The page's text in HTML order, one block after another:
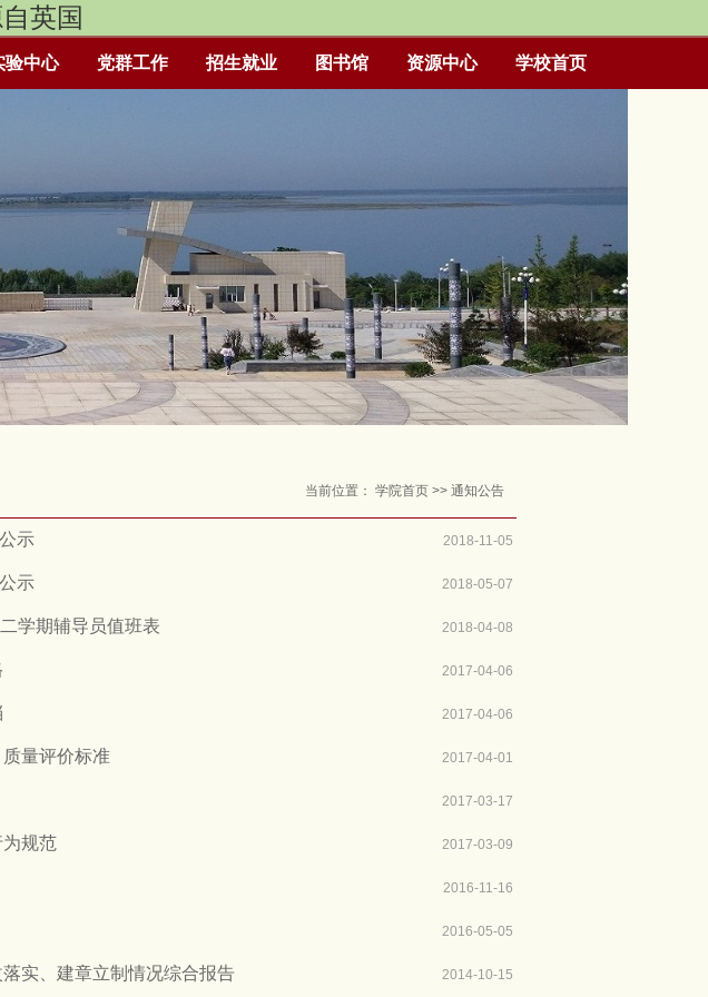
英国
验中心 党群工作 招生就业 图书馆 资源中心 学校首页
当前位置： 学院首页 >> 通知公告
示 2018-11-05
示 2018-05-07
学期辅导员值班表 2018-04-08
2017-04-06
2017-04-06
量评价标准 2017-04-01
2017-03-17
规范 2017-03-09
2016-11-16
2016-05-05
实、建章立制情况综合报告 2014-10-15